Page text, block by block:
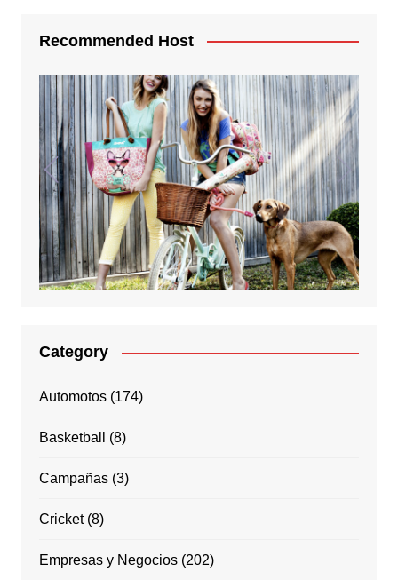
Recommended Host
Category
Automotos(174)
Basketball (8)
Campañas(3)
Cricket(8)
Empresas y Negocios(202)